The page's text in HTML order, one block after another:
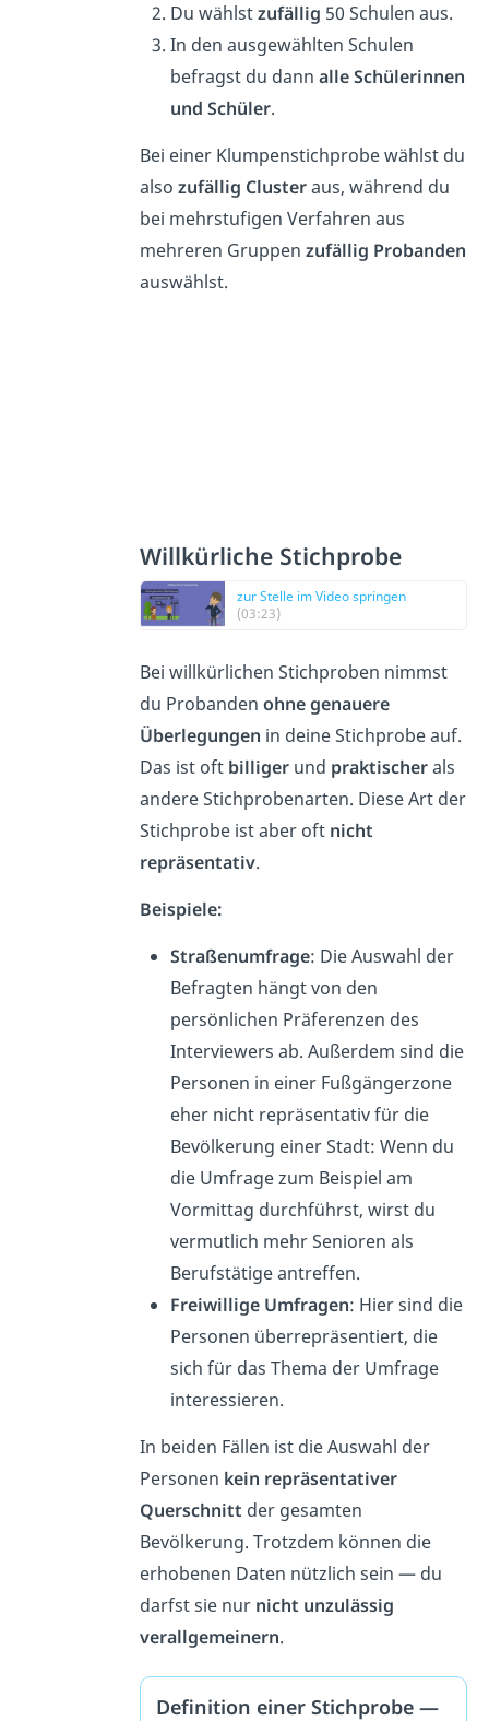
Du wählstzufällig 50 Schulen aus.
In den ausgewählten Schulen
befragst du dann alle Schülerinnen
und Schüler.
Bei einer Klumpenstichprobe wählst du
also zufällig Clusteraus, während du
bei mehrstufigen Verfahren aus
mehreren Gruppen zufällig Probanden
auswählst.
Willkürliche Stichprobe
zur Stelle im Video springen
(03:23)
Bei willkürlichen Stichproben nimmst
du Probanden ohne genauere
Überlegungen in deine Stichprobe auf.
Das ist oft billigerund praktischerals
andere Stichprobenarten. Diese Art der
Stichprobe ist aber oft nicht
repräsentativ.
Beispiele:
Straßenumfrage: Die Auswahl der
Befragten hängt von den
persönlichen Präferenzen des
Interviewers ab. Außerdem sind die
Personen in einer Fußgängerzone
eher nicht repräsentativ für die
Bevölkerung einer Stadt: Wenn du
die Umfrage zum Beispiel am
Vormittag durchführst, wirst du
vermutlich mehr Senioren als
Berufstätige antreffen.
Freiwillige Umfragen: Hier sind die
Personen überrepräsentiert, die
sich für das Thema der Umfrage
interessieren.
In beiden Fällen ist die Auswahl der
Personen kein repräsentativer
Querschnitt der gesamten
Bevölkerung. Trotzdem können die
erhobenen Daten nützlich sein — du
darfst sie nur nicht unzulässig
verallgemeinern.
Definition einer Stichprobe —